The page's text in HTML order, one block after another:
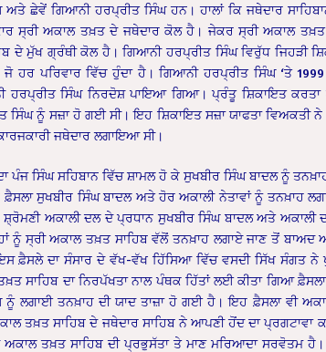
ਛੇਵੇਂ ਗਿਆਨੀ ਹਰਪ੍ਰੀਤ ਸਿੰਘ ਹਨ। ਹਾਲਾਂ ਕਿ ਜਥੇਦਾਰ
ਸ੍ਰੀ ਅਕਾਲ ਤਖ਼ਤ ਦੇ ਜਥੇਦਾਰ ਕੋਲ ਹੈ। ਜੇਕਰ ਸ੍ਰੀ ਅਕਾਲ
ਦੇ ਮੁੱਖ ਗ੍ਰੰਥੀ ਕੋਲ ਹੈ। ਗਿਆਨੀ ਹਰਪ੍ਰੀਤ ਸਿੰਘ ਵਿਰੁੱਧ ਜਿਹੜੀ
ਹਰ ਪਰਿਵਾਰ ਵਿੱਚ ਹੁੰਦਾ ਹੈ। ਗਿਆਨੀ ਹਰਪ੍ਰੀਤ ਸਿੰਘ ‘ਤੇ
ਹਰਪ੍ਰੀਤ ਸਿੰਘ ਨਿਰਦੋਸ਼ ਪਾਇਆ ਗਿਆ। ਪ੍ਰੰਤੂ ਸ਼ਿਕਾਇਤ
ਸਿੰਘ ਨੂੰ ਸਜ਼ਾ ਹੋ ਗਈ ਸੀ। ਇਹ ਸ਼ਿਕਾਇਤ ਸਜ਼ਾ ਯਾਫਤਾ ਵਿਅਕਤੀ
ਜਥੇਦਾਰ ਲਗਾਇਆ ਸੀ।
ਪੰਜ ਸਿੰਘ ਸਹਿਬਾਨ ਵਿੱਚ ਸ਼ਾਮਲ ਹੋ ਕੇ ਸੁਖਬੀਰ ਸਿੰਘ ਬਾਦਲ ਨੂੰ
ਸੁਖਬੀਰ ਸਿੰਘ ਬਾਦਲ ਅਤੇ ਹੋਰ ਅਕਾਲੀ ਨੇਤਾਵਾਂ ਨੂੰ ਤਨਖ਼ਾਹ
ਅਕਾਲੀ ਦਲ ਦੇ ਪ੍ਰਧਾਨ ਸੁਖਬੀਰ ਸਿੰਘ ਬਾਦਲ ਅਤੇ ਅਕਾਲੀ
ਨੂੰ ਸ੍ਰੀ ਅਕਾਲ ਤਖ਼ਤ ਸਾਹਿਬ ਵੱਲੋਂ ਤਨਖ਼ਾਹ ਲਗਾਏ ਜਾਣ ਤੋਂ ਬਾਅਦ
ਫ਼ੈਸਲੇ ਦਾ ਸੰਸਾਰ ਦੇ ਵੱਖ-ਵੱਖ ਹਿੱਸਿਆ ਵਿੱਚ ਵਸਦੀ ਸਿੱਖ ਸੰਗਤ ਨੇ
ਤਖ਼ਤ ਸਾਹਿਬ ਦਾ ਨਿਰਪੱਖਤਾ ਨਾਲ ਪੰਥਕ ਹਿੱਤਾਂ ਲਈ ਕੀਤਾ ਗਿਆ
ਨੂੰ ਲਗਾਈ ਤਨਖ਼ਾਹ ਦੀ ਯਾਦ ਤਾਜ਼ਾ ਹੋ ਗਈ ਹੈ। ਇਹ ਫ਼ੈਸਲਾ ਵੀ
ਤਖ਼ਤ ਸਾਹਿਬ ਦੇ ਜਥੇਦਾਰ ਸਾਹਿਬ ਨੇ ਆਪਣੀ ਹੋਂਦ ਦਾ ਪ੍ਰਗਟਾਵਾ
ਤਖ਼ਤ ਸਾਹਿਬ ਦੀ ਪ੍ਰਭੁਸੱਤਾ ਤੇ ਮਾਣ ਮਰਿਆਦਾ ਸਰਵੋਤਮ